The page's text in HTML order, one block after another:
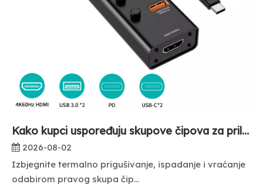
Kako kupci uspoređuju skupove čipova za prilagođene USB C čvorišta?
2026-08-02
Izbjegnite termalno prigušivanje, ispadanje i vraćanje
odabirom pravog skupa čip...